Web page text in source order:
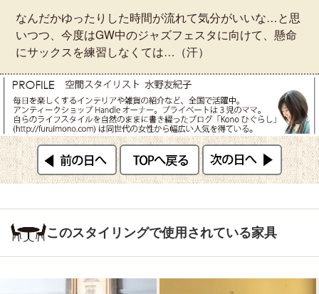
なんだかゆったりした時間が流れて気分がいいな…と思
いつつ、今度はGW中のジャズフェスタに向けて、懸命
にサックスを練習しなくては…（汗）
このスタイリングで使用されている家具